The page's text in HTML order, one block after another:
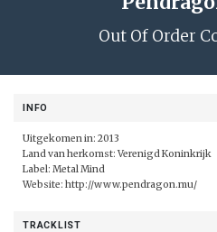
Out Of Order
INFO
Uitgekomen in: 2013
Land van herkomst: Verenigd Koninkrijk
Label: Metal Mind
Website: http://www.pendragon.mu/
TRACKLIST